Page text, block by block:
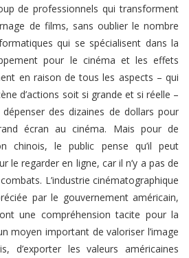
de professionnels qui transforment
de films, sans oublier le nombre
qui se spécialisent dans la
pour le cinéma et les effets
en raison de tous les aspects – qui
d’actions soit si grande et si réelle –
des dizaines de dollars pour
écran au cinéma. Mais pour de
chinois, le public pense qu’il peut
le regarder en ligne, car il n’y a pas de
L’industrie cinématographique
par le gouvernement américain,
une compréhension tacite pour la
moyen important de valoriser l’image
d’exporter les valeurs américaines